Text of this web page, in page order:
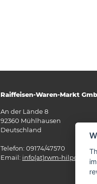
Raiffeisen-Waren-Markt
An der Lände 8
92360 Mühlhausen
Deutschland
Telefon: 09174/47570
Email: info(at)rwm-